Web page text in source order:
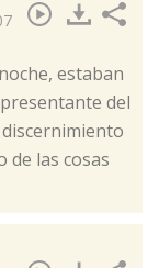
estaban
del
las cosas